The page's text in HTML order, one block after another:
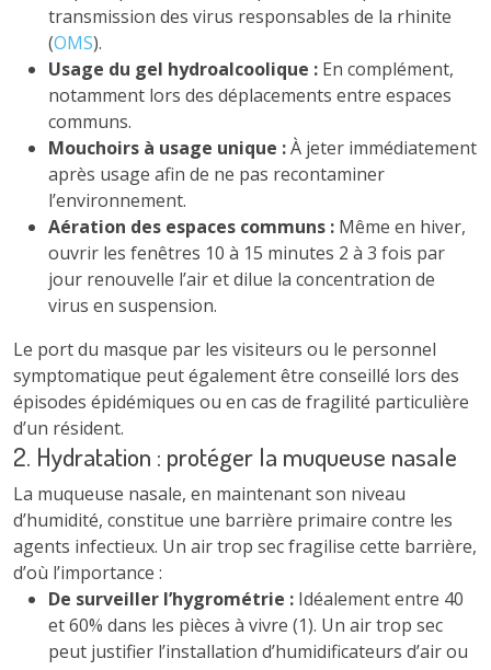
transmission des virus responsables de la rhinite
(OMS).
Usage du gel hydroalcoolique : En complément,
notamment lors des déplacements entre espaces
communs.
Mouchoirs à usage unique :À jeter immédiatement
après usage afin de ne pas recontaminer
l’environnement.
Aération des espaces communs : Même en hiver,
ouvrir les fenêtres 10 à 15 minutes 2 à 3 fois par
jour renouvelle l’air et dilue la concentration de
virus en suspension.
Le port du masque par les visiteurs ou le personnel
symptomatique peut également être conseillé lors des
épisodes épidémiques ou en cas de fragilité particulière
d’un résident.
2. Hydratation : protéger la muqueuse nasale
La muqueuse nasale, en maintenant son niveau
d’humidité, constitue une barrière primaire contre les
agents infectieux. Un air trop sec fragilise cette barrière,
d’où l’importance :
De surveiller l’hygrométrie : Idéalement entre 40
et 60% dans les pièces à vivre (1). Un air trop sec
peut justifier l’installation d’humidificateurs d’air ou